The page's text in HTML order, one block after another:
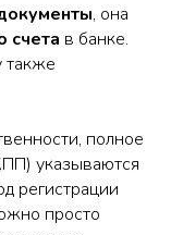
, она
счета в банке.
также
полное
указываются
регистрации
просто